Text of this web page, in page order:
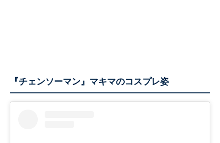
『チェンソーマン』マキマのコスプレ姿